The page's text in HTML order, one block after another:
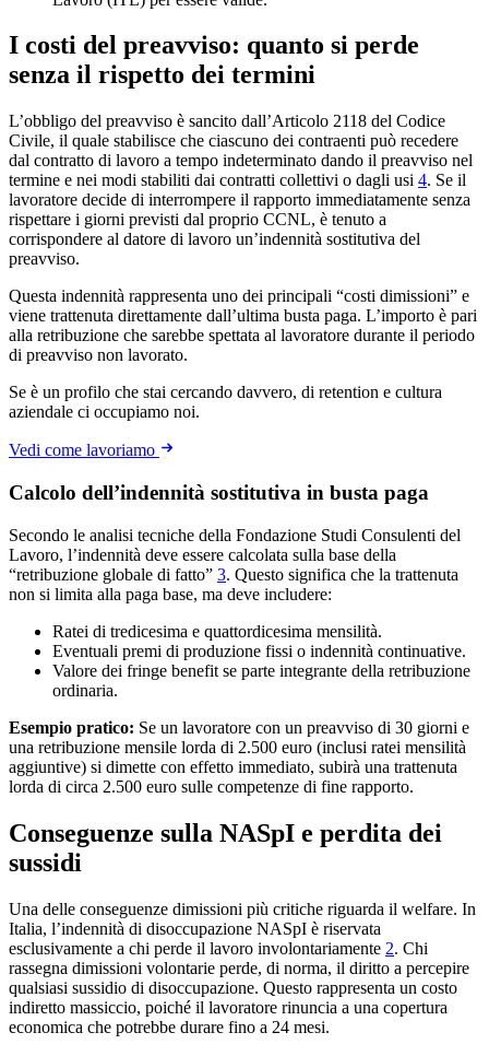
I costi del preavviso: quanto si perde
senza il rispetto dei termini
L’obbligo del preavviso è sancito dall’Articolo 2118 del Codice
Civile, il quale stabilisce che ciascuno dei contraenti può recedere
dal contratto di lavoro a tempo indeterminato dando il preavviso nel
termine e nei modi stabiliti dai contratti collettivi o dagli usi 4. Se il
lavoratore decide di interrompere il rapporto immediatamente senza
rispettare i giorni previsti dal proprio CCNL, è tenuto a
corrispondere al datore di lavoro un’indennità sostitutiva del
preavviso.
Questa indennità rappresenta uno dei principali “costi dimissioni” e
viene trattenuta direttamente dall’ultima busta paga. L’importo è pari
alla retribuzione che sarebbe spettata al lavoratore durante il periodo
di preavviso non lavorato.
Se è un profilo che stai cercando davvero, di retention e cultura
aziendale ci occupiamo noi.
Vedi come lavoriamo
Calcolo dell’indennità sostitutiva in busta paga
Secondo le analisi tecniche della Fondazione Studi Consulenti del
Lavoro, l’indennità deve essere calcolata sulla base della
“retribuzione globale di fatto” 3. Questo significa che la trattenuta
non si limita alla paga base, ma deve includere:
Ratei di tredicesima e quattordicesima mensilità.
Eventuali premi di produzione fissi o indennità continuative.
Valore dei fringe benefit se parte integrante della retribuzione
ordinaria.
Esempio pratico: Se un lavoratore con un preavviso di 30 giorni e
una retribuzione mensile lorda di 2.500 euro (inclusi ratei mensilità
aggiuntive) si dimette con effetto immediato, subirà una trattenuta
lorda di circa 2.500 euro sulle competenze di fine rapporto.
Conseguenze sulla NASpI e perdita dei
sussidi
Una delle conseguenze dimissioni più critiche riguarda il welfare. In
Italia, l’indennità di disoccupazione NASpI è riservata
esclusivamente a chi perde il lavoro involontariamente 2. Chi
rassegna dimissioni volontarie perde, di norma, il diritto a percepire
qualsiasi sussidio di disoccupazione. Questo rappresenta un costo
indiretto massiccio, poiché il lavoratore rinuncia a una copertura
economica che potrebbe durare fino a 24 mesi.